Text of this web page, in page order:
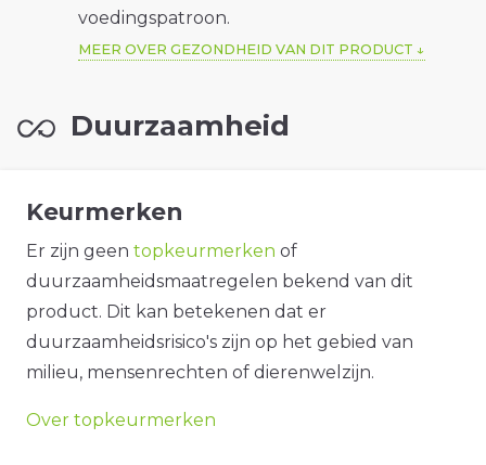
voedingspatroon.
MEER OVER GEZONDHEID VAN DIT PRODUCT
Duurzaamheid
Keurmerken
Er zijn geen topkeurmerken of
duurzaamheidsmaatregelen bekend van dit
product. Dit kan betekenen dat er
duurzaamheidsrisico's zijn op het gebied van
milieu, mensenrechten of dierenwelzijn.
Over topkeurmerken